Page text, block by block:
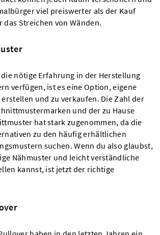
viel preiswerter als der Kauf
das Streichen von Wänden.
nötige Erfahrung in der Herstellung
verfügen, ist es eine Option, eigene
und zu verkaufen. Die Zahl der
und der zu Hause
hat stark zugenommen, da die
zu den häufig erhältlichen
suchen. Wenn du also glaubst,
Nähmuster und leicht verständliche
kannst, ist jetzt der richtige